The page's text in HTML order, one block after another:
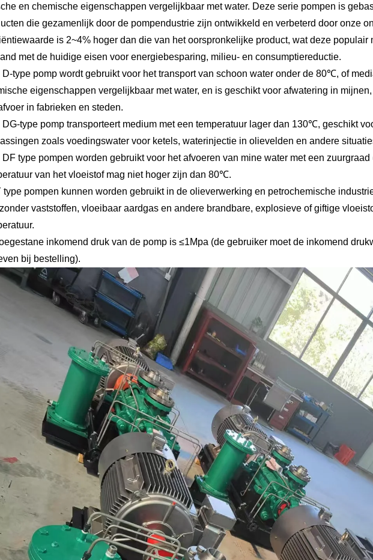
en chemische eigenschappen vergelijkbaar met water. Deze serie pompen is
die gezamenlijk door de pompendustrie zijn ontwikkeld en verbeterd door onze
is 2~4% hoger dan die van het oorspronkelijke product, wat deze populair
met de huidige eisen voor energiebesparing, milieu- en consumptiereductie.
D-type pomp wordt gebruikt voor het transport van schoon water onder de 80℃, of
eigenschappen vergelijkbaar met water, en is geschikt voor afwatering in
in fabrieken en steden.
DG-type pomp transporteert medium met een temperatuur lager dan 130℃, geschikt
zoals voedingswater voor ketels, waterinjectie in olievelden en andere
DF type pompen worden gebruikt voor het afvoeren van mine water met een
van het vloeistof mag niet hoger zijn dan 80℃.
type pompen kunnen worden gebruikt in de olieverwerking en petrochemische
vaststoffen, vloeibaar aardgas en andere brandbare, explosieve of giftige
inkomend druk van de pomp is ≤1Mpa (de gebruiker moet de inkomend
bij bestelling).